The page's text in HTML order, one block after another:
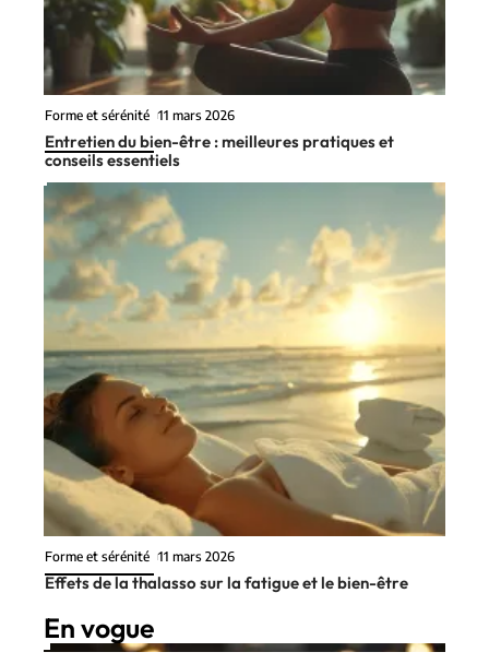
Forme et sérénité 11 mars 2026
Entretien du bien-être : meilleures pratiques et
conseils essentiels
Forme et sérénité 11 mars 2026
Effets de la thalasso sur la fatigue et le bien-être
En vogue